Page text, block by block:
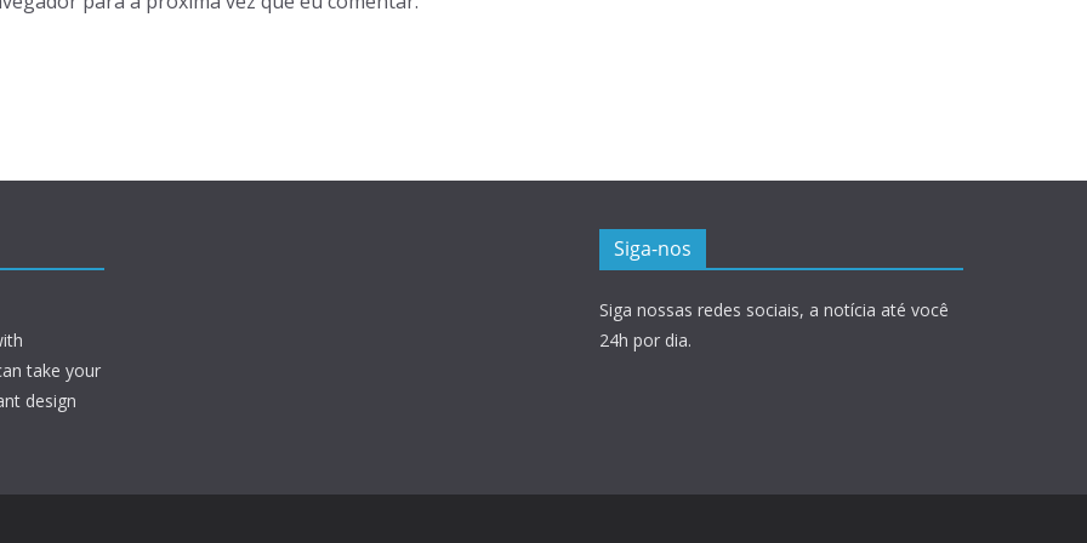
take your
design
Siga-nos
Siga nossas redes sociais, a notícia até você
24h por dia.